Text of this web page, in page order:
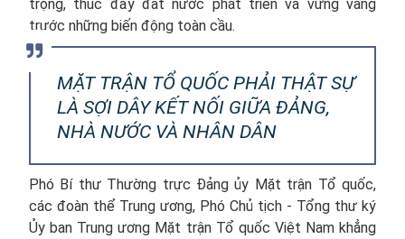
trọng, thúc đẩy đất nước phát triển và vững vàng
trước những biến động toàn cầu.
MẶT TRẬN TỔ QUỐC PHẢI THẬT SỰ
LÀ SỢI DÂY KẾT NỐI GIỮA ĐẢNG,
NHÀ NƯỚC VÀ NHÂN DÂN
Phó Bí thư Thường trực Đảng ủy Mặt trận Tổ quốc,
các đoàn thể Trung ương, Phó Chủ tịch - Tổng thư ký
Ủy ban Trung ương Mặt trận Tổ quốc Việt Nam khẳng